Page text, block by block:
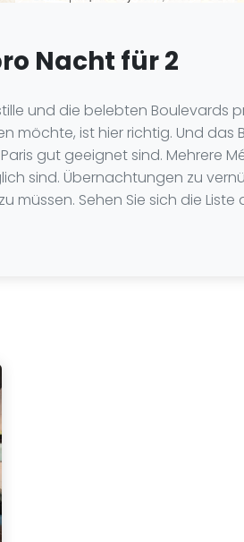
Nacht für 2
und die belebten Boulevards
ist hier richtig. Und das
gut geeignet sind. Mehrere
sind. Übernachtungen zu
müssen. Sehen Sie sich die Liste